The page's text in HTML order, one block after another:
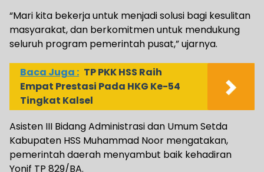
“Mari kita bekerja untuk menjadi solusi bagi kesulitan
masyarakat, dan berkomitmen untuk mendukung
seluruh program pemerintah pusat,” ujarnya.
Baca Juga : TP PKK HSS Raih
Empat Prestasi Pada HKG Ke-54
Tingkat Kalsel
Asisten III Bidang Administrasi dan Umum Setda
Kabupaten HSS Muhammad Noor mengatakan,
pemerintah daerah menyambut baik kehadiran
Yonif TP 829/BA.